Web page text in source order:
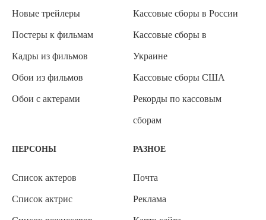
Новые трейлеры
Постеры к фильмам
Кадры из фильмов
Обои из фильмов
Обои с актерами
Кассовые сборы в России
Кассовые сборы в
Украине
Кассовые сборы США
Рекорды по кассовым
сборам
ПЕРСОНЫ
Список актеров
Список актрис
РАЗНОЕ
Почта
Реклама